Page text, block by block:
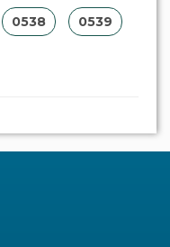
0538 0539